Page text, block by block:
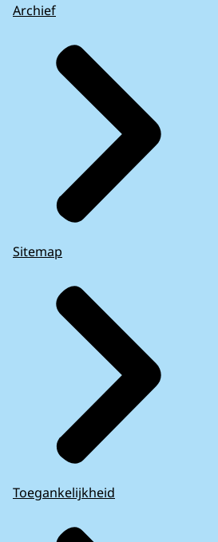
Archief
Sitemap
Toegankelijkheid